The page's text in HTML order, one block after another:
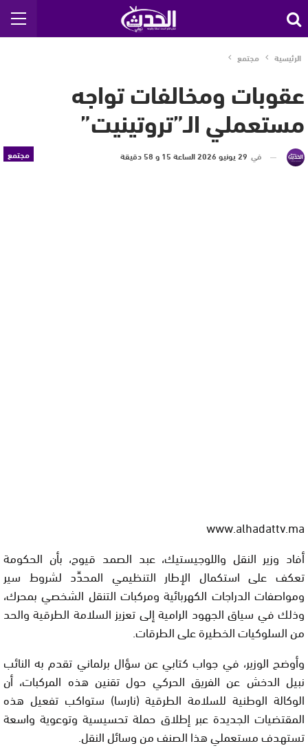
الرئيسية مجتمع
عقوبات ومخالفات تواجه
مستعملي الـ”تروتينيت”
مجتمع في 29 يونيو 2026 الساعة 15 و 58 دقيقة
www.alhadattv.ma
أفاد وزير النقل واللوجيستيك، عبد الصمد قيوح، بأن الحكومة
تعكف على استكمال الإطار التنظيمي المحدِّد لشروط سير
ومواصفات الدراجات الكهربائية ومركبات التنقل الشخصي بمحرك،
وذلك في سياق الجهود الرامية إلى تعزيز السلامة الطرقية والحد
من السلوكيات الخطيرة على الطرقات.
وأوضح الوزير، في جواب كتابي عن سؤال برلماني تقدم به النائب
نبيل الدخش عن الفريق الحركي حول تقنين هذه المركبات، أن
الوكالة الوطنية للسلامة الطرقية (نارسا) ستواكب تفعيل هذه
المقتضيات الجديدة عبر إطلاق حملة تحسيسية وتوعوية واسعة
تستهدف مستعملي هذا الصنف من وسائل النقل.